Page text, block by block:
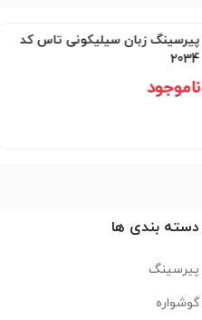
پیرسینگ زبان سیلیکونی تاس کد
2034
ناموجود
دسته بندی ها
پیرسینگ
گوشواره